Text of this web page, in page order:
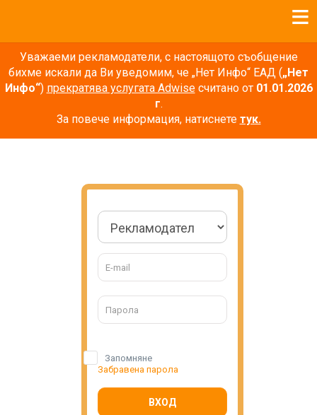
Уважаеми рекламодатели, с настоящото съобщение
бихме искали да Ви уведомим, че „Нет Инфо“ ЕАД („Нет
Инфо“) прекратява услугата Adwiseсчитано от 01.01.2026
г.
За повече информация, натиснете тук.
Запомняне
Забравена парола
ВХОД